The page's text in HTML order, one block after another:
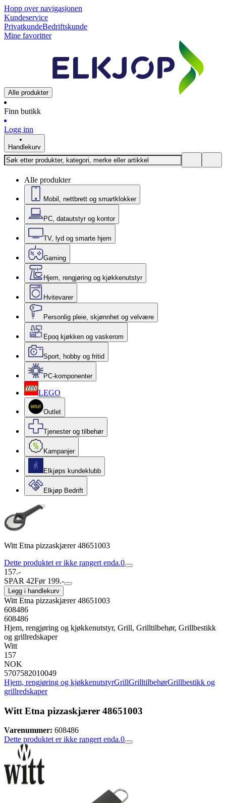
Hopp over navigasjonen
Kundeservice
PrivatkundeBedriftskunde
Mine favoritter
Alle produkter
Finn butikk
Logg inn
Handlekurv
Alle produkter
Mobil, nettbrett og smartklokker
PC, datautstyr og kontor
TV, lyd og smarte hjem
Gaming
Hjem, rengjøring og kjøkkenutstyr
Hvitevarer
Personlig pleie, skjønnhet og velvære
Epoq kjøkken og vaskerom
Sport, hobby og fritid
PC-komponenter
LEGO
Outlet
Tjenester og tilbehør
Kampanjer
Elkjøps kundeklubb
Elkjøp Bedrift
Witt Etna pizzaskjærer 48651003
Dette produktet er ikke rangert enda.0
157.-
SPAR 42Før 199.-
Legg i handlekurv
Witt Etna pizzaskjærer 48651003
608486
608486
Hjem, rengjøring og kjøkkenutstyr, Grill, Grilltilbehør, Grillbestikk
og grillredskaper
Witt
157
NOK
5707582010049
Hjem, rengjøring og kjøkkenutstyrGrillGrilltilbehørGrillbestikk og
grillredskaper
Witt Etna pizzaskjærer 48651003
Varenummer: 608486
Dette produktet er ikke rangert enda.0